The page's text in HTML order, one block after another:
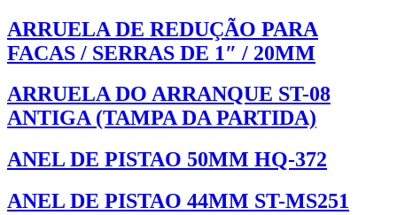
ARRUELA DE REDUÇÃO PARA
FACAS / SERRAS DE 1″ / 20MM
ARRUELA DO ARRANQUE ST-08
ANTIGA (TAMPA DA PARTIDA)
ANEL DE PISTAO 50MM HQ-372
ANEL DE PISTAO 44MM ST-MS251